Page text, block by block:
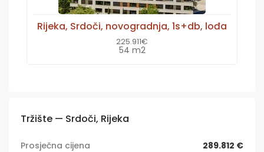
Rijeka, Srdoči, novogradnja, 1s+db, lođa
225.911€
54 m2
Tržište — Srdoči, Rijeka
Prosječna cijena
289.812 €